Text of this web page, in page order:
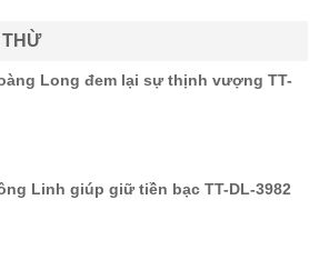
Long đem lại sự thịnh vượng TT-
Linh giúp giữ tiền bạc TT-DL-3982